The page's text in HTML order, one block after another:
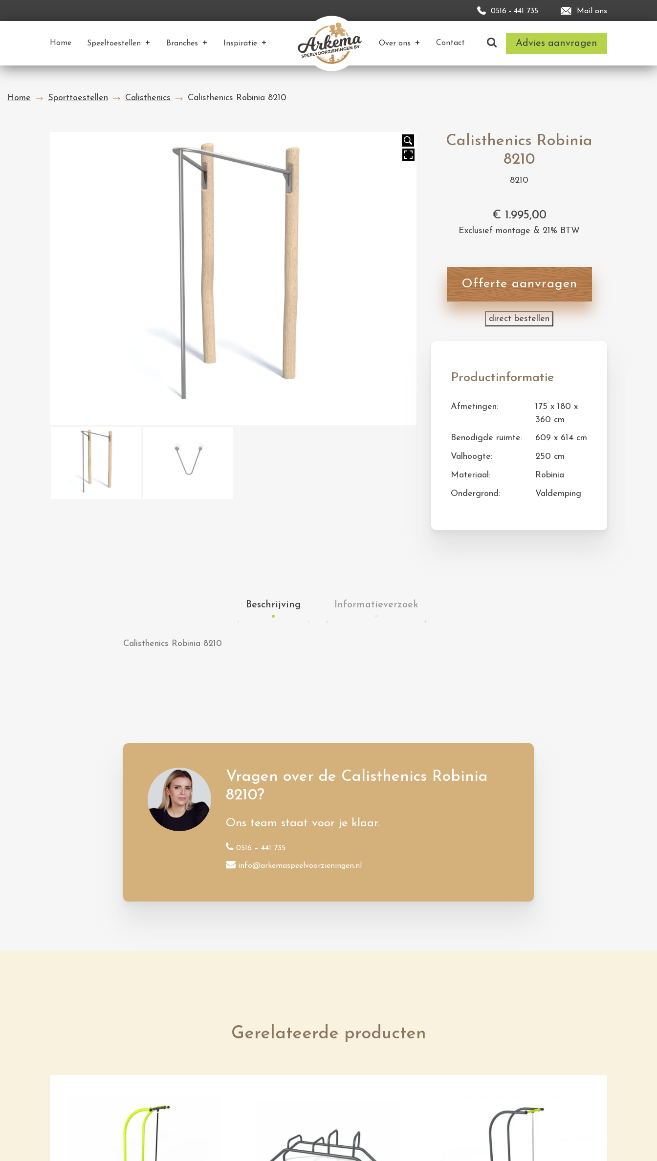
0516 - 441 735 Mail ons
Home Speeltoestellen Branches Inspiratie Over ons Contact Advies aanvragen
Home Sporttoestellen Calisthenics Calisthenics Robinia 8210
Calisthenics Robinia
8210
8210
€ 1.995,00
Exclusief montage & 21% BTW
Offerte aanvragen
direct bestellen
Productinformatie
Afmetingen:
175 x 180 x
360 cm
Benodigde ruimte:
609 x 614 cm
Valhoogte:
250 cm
Materiaal:
Robinia
Ondergrond:
Valdemping
Beschrijving Informatieverzoek
Calisthenics Robinia 8210
Vragen over de Calisthenics Robinia
8210?
Ons team staat voor je klaar.
0516 – 441 735
info@arkemaspeelvoorzieningen.nl
Gerelateerde producten